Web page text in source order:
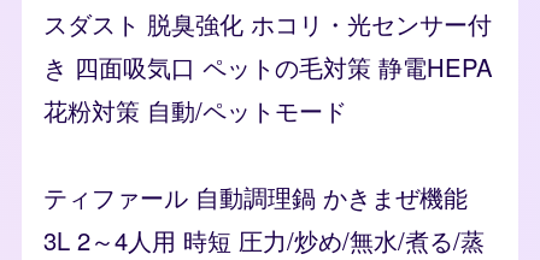
スダスト 脱臭強化 ホコリ・光センサー付
き 四面吸気口 ペットの毛対策 静電HEPA
花粉対策 自動/ペットモード
ティファール 自動調理鍋 かきまぜ機能
3L 2～4人用 時短 圧力/炒め/無水/煮る/蒸